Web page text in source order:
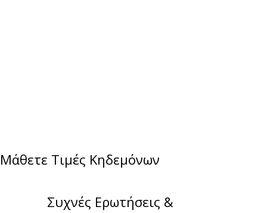
Μάθετε Τιμές Κηδεμόνων
Συχνές Ερωτήσεις &